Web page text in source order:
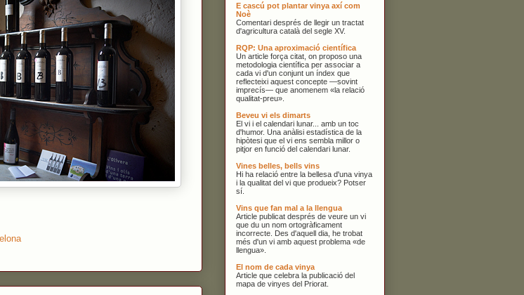
E cascú pot plantar vinya axí com
Noè
Comentari després de llegir un tractat
d'agricultura català del segle XV.
RQP: Una aproximació científica
Un article força citat, on proposo una
metodologia científica per associar a
cada vi d'un conjunt un índex que
reflecteixi aquest concepte —sovint
imprecís— que anomenem «la relació
qualitat-preu».
Beveu vi els dimarts
El vi i el calendari lunar... amb un toc
d'humor. Una anàlisi estadística de la
hipòtesi que el vi ens sembla millor o
pitjor en funció del calendari lunar.
Vines belles, bells vins
Hi ha relació entre la bellesa d'una vinya
i la qualitat del vi que produeix? Potser
sí.
Vins que fan mal a la llengua
Article publicat després de veure un vi
que du un nom ortogràficament
incorrecte. Des d'aquell dia, he trobat
més d'un vi amb aquest problema «de
llengua».
El nom de cada vinya
Article que celebra la publicació del
mapa de vinyes del Priorat.